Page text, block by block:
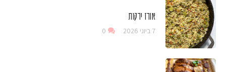
אורז ירקות
7 ביוני 2026 0